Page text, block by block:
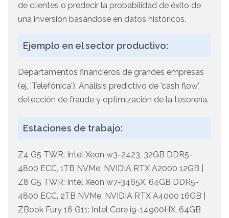
de clientes o predecir la probabilidad de éxito de
una inversión basándose en datos históricos.
Ejemplo en el sector productivo:
Departamentos financieros de grandes empresas
(ej. 'Telefónica'). Análisis predictivo de 'cash flow',
detección de fraude y optimización de la tesorería.
Estaciones de trabajo:
Z4 G5 TWR: Intel Xeon w3-2423, 32GB DDR5-
4800 ECC, 1TB NVMe, NVIDIA RTX A2000 12GB |
Z8 G5 TWR: Intel Xeon w7-3465X, 64GB DDR5-
4800 ECC, 2TB NVMe, NVIDIA RTX A4000 16GB |
ZBook Fury 16 G11: Intel Core i9-14900HX, 64GB